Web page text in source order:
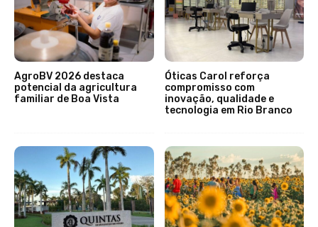
AgroBV 2026 destaca
potencial da agricultura
familiar de Boa Vista
Óticas Carol reforça
compromisso com
inovação, qualidade e
tecnologia em Rio Branco